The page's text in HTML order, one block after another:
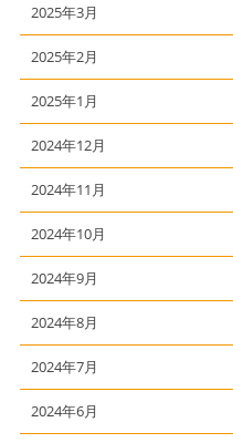
2025年3月
2025年2月
2025年1月
2024年12月
2024年11月
2024年10月
2024年9月
2024年8月
2024年7月
2024年6月